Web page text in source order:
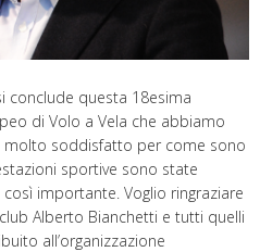
conclude questa 18esima
di Volo a Vela che abbiamo
molto soddisfatto per come sono
sportive sono state
importante. Voglio ringraziare
Alberto Bianchetti e tutti quelli
all’organizzazione